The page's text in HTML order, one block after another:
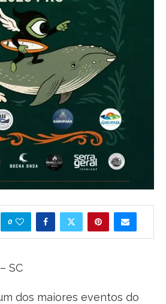
0
SC
dos maiores eventos do